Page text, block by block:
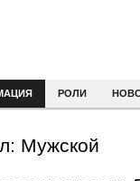
РОЛИ
Мужской